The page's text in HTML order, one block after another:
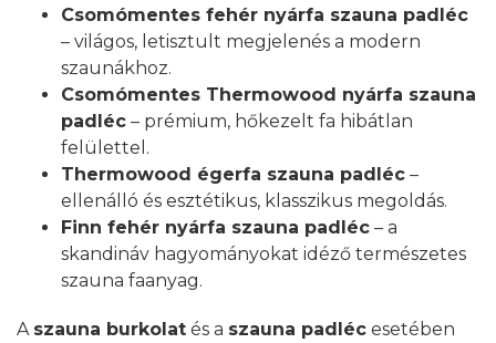
Csomómentes fehér nyárfa szauna padléc
– világos, letisztult megjelenés a modern
szaunákhoz.
Csomómentes Thermowood nyárfa szauna
padléc – prémium, hőkezelt fa hibátlan
felülettel.
Thermowood égerfa szauna padléc –
ellenálló és esztétikus, klasszikus megoldás.
Finn fehér nyárfa szauna padléc – a
skandináv hagyományokat idéző természetes
szauna faanyag.
A szauna burkolat és a szauna padléc esetében